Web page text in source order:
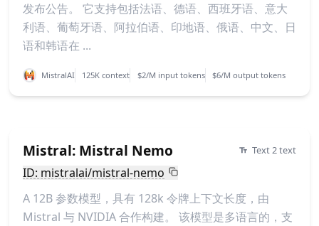
发布公告。 它支持包括法语、德语、西班牙语、意大
利语、葡萄牙语、阿拉伯语、印地语、俄语、中文、日
语和韩语在 ...
MistralAI 125K context $2/M input tokens $6/M output tokens
Mistral: Mistral Nemo Text 2 text
ID: mistralai/mistral-nemo
A 12B 参数模型，具有 128k 令牌上下文长度，由
Mistral 与 NVIDIA 合作构建。 该模型是多语言的，支